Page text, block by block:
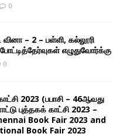
0
வினா – 2 – பள்ளி, கல்லூரி
எழுதுவோர்க்கு
0
2023 (பபாசி – 46ஆவது
புத்தகக் காட்சி 2023 –
Book Fair 2023 and
Book Fair 2023